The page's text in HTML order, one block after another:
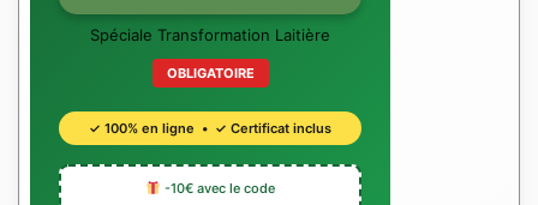
Spéciale Transformation Laitière
OBLIGATOIRE
✓ 100% en ligne • ✓ Certificat inclus
-10€ avec le code